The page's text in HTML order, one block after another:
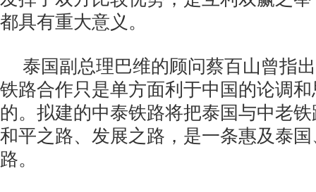
都具有重大意义。
泰国副总理巴维的顾问蔡百山曾指
铁路合作只是单方面利于中国的论调
的。拟建的中泰铁路将把泰国与中老
和平之路、发展之路，是一条惠及泰
路。